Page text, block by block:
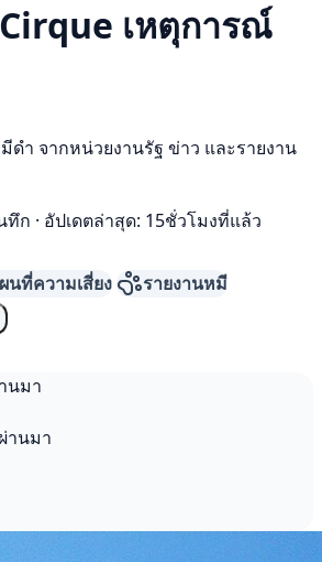
เหตุการณ์
ำ จากหน่วยงานรัฐ ข่าว และรายงาน
ทึก · อัปเดตล่าสุด: 15ชั่วโมงที่แล้ว
นที่ความเสี่ยง รายงานหมี
นมา
านมา